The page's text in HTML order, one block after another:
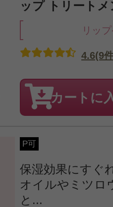
ップ トリート
リッ
4.6(9
カートに
P可
保湿効果にすぐ
オイルやミツロ
と...